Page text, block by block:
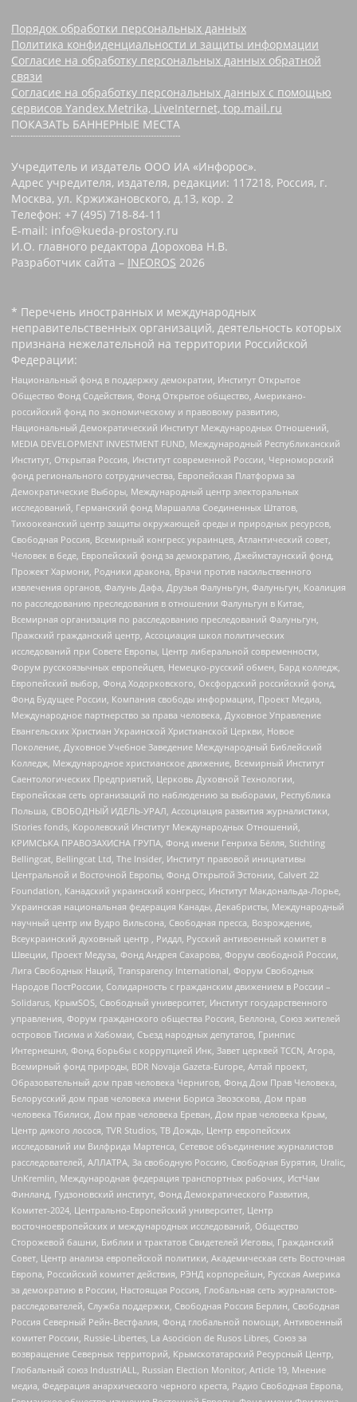
Порядок обработки персональных данных
Политика конфиденциальности и защиты информации
Согласие на обработку персональных данных обратной
связи
Согласие на обработку персональных данных с помощью
сервисов Yandex.Metrika, LiveInternet, top.mail.ru
ПОКАЗАТЬ БАННЕРНЫЕ МЕСТА
Учредитель и издатель ООО ИА «Инфорос».
Адрес учредителя, издателя, редакции: 117218, Россия, г.
Москва, ул. Кржижановского, д.13, кор. 2
Телефон: +7 (495) 718-84-11
E-mail: info@kueda-prostory.ru
И.О. главного редактора Дорохова Н.В.
Разработчик сайта – INFOROS 2026
* Перечень иностранных и международных
неправительственных организаций, деятельность которых
признана нежелательной на территории Российской
Федерации:
Национальный фонд в поддержку демократии, Институт Открытое
Общество Фонд Содействия, Фонд Открытое общество, Американо-
российский фонд по экономическому и правовому развитию,
Национальный Демократический Институт Международных Отношений,
MEDIA DEVELOPMENT INVESTMENT FUND, Международный Республиканский
Институт, Открытая Россия, Институт современной России, Черноморский
фонд регионального сотрудничества, Европейская Платформа за
Демократические Выборы, Международный центр электоральных
исследований, Германский фонд Маршалла Соединенных Штатов,
Тихоокеанский центр защиты окружающей среды и природных ресурсов,
Свободная Россия, Всемирный конгресс украинцев, Атлантический совет,
Человек в беде, Европейский фонд за демократию, Джеймстаунский фонд,
Прожект Хармони, Родники дракона, Врачи против насильственного
извлечения органов, Фалунь Дафа, Друзья Фалуньгун, Фалуньгун, Коалиция
по расследованию преследования в отношении Фалуньгун в Китае,
Всемирная организация по расследованию преследований Фалуньгун,
Пражский гражданский центр, Ассоциация школ политических
исследований при Совете Европы, Центр либеральной современности,
Форум русскоязычных европейцев, Немецко-русский обмен, Бард колледж,
Европейский выбор, Фонд Ходорковского, Оксфордский российский фонд,
Фонд Будущее России, Компания свободы информации, Проект Медиа,
Международное партнерство за права человека, Духовное Управление
Евангельских Христиан Украинской Христианской Церкви, Новое
Поколение, Духовное Учебное Заведение Международный Библейский
Колледж, Международное христианское движение, Всемирный Институт
Саентологических Предприятий, Церковь Духовной Технологии,
Европейская сеть организаций по наблюдению за выборами, Республика
Польша, СВОБОДНЫЙ ИДЕЛЬ-УРАЛ, Ассоциация развития журналистики,
IStories fonds, Королевский Институт Международных Отношений,
КРИМСЬКА ПРАВОЗАХИСНА ГРУПА, Фонд имени Генриха Бёлля, Stichting
Bellingcat, Bellingcat Ltd, The Insider, Институт правовой инициативы
Центральной и Восточной Европы, Фонд Открытой Эстонии, Calvert 22
Foundation, Канадский украинский конгресс, Институт Макдональда-Лорье,
Украинская национальная федерация Канады, Декабристы, Международный
научный центр им Вудро Вильсона, Свободная пресса, Возрождение,
Всеукраинский духовный центр , Риддл, Русский антивоенный комитет в
Швеции, Проект Медуза, Фонд Андрея Сахарова, Форум свободной России,
Лига Свободных Наций, Transparеncy International, Форум Свободных
Народов ПостРоссии, Солидарность с гражданским движением в России –
Solidarus, КрымSOS, Свободный университет, Институт государственного
управления, Форум гражданского общества Россия, Беллона, Союз жителей
островов Тисима и Хабомаи, Съезд народных депутатов, Гринпис
Интернешнл, Фонд борьбы с коррупцией Инк, Завет церквей TCCN, Агора,
Всемирный фонд природы, BDR Novaja Gazeta-Europe, Алтай проект,
Образовательный дом прав человека Чернигов, Фонд Дом Прав Человека,
Белорусский дом прав человека имени Бориса Звозскова, Дом прав
человека Тбилиси, Дом прав человека Ереван, Дом прав человека Крым,
Центр дикого лосося, TVR Studios, ТВ Дождь, Центр европейских
исследований им Вилфрида Мартенса, Сетевое объединение журналистов
расследователей, АЛЛАТРА, За свободную Россию, Свободная Бурятия, Uralic,
UnKremlin, Международная федерация транспортных рабочих, ИстЧам
Финланд, Гудзоновский институт, Фонд Демократического Развития,
Комитет-2024, Центрально-Европейский университет, Центр
восточноевропейских и международных исследований, Общество
Сторожевой башни, Библии и трактатов Свидетелей Иеговы, Гражданский
Совет, Центр анализа европейской политики, Академическая сеть Восточная
Европа, Российский комитет действия, РЭНД корпорейшн, Русская Америка
за демократию в России, Настоящая Россия, Глобальная сеть журналистов-
расследователей, Служба поддержки, Свободная Россия Берлин, Свободная
Россия Северный Рейн-Вестфалия, Фонд глобальной помощи, Антивоенный
комитет России, Russie-Libertes, La Asocicion de Rusos Libres, Союз за
возвращение Северных территорий, Крымскотатарский Ресурсный Центр,
Глобальный союз IndustriALL, Russian Election Monitor, Article 19, Мнение
медиа, Федерация анархического черного креста, Радио Свободная Европа,